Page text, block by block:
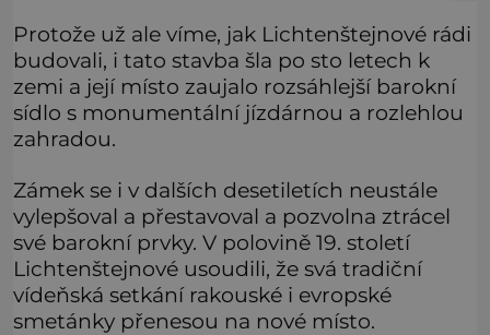
Protože už ale víme, jak Lichtenštejnové rádi
budovali, i tato stavba šla po sto letech k
zemi a její místo zaujalo rozsáhlejší barokní
sídlo s monumentální jízdárnou a rozlehlou
zahradou.
Zámek se i v dalších desetiletích neustále
vylepšoval a přestavoval a pozvolna ztrácel
své barokní prvky. V polovině 19. století
Lichtenštejnové usoudili, že svá tradiční
vídeňská setkání rakouské i evropské
smetánky přenesou na nové místo.